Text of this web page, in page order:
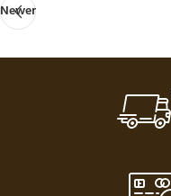
Newer